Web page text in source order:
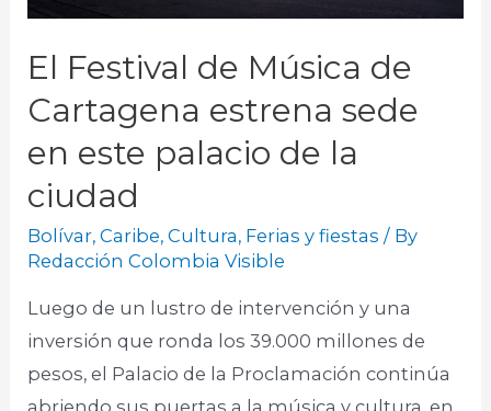
El Festival de Música de
Cartagena estrena sede
en este palacio de la
ciudad
Bolívar,Caribe,Cultura, Ferias y fiestas / By
Redacción Colombia Visible
Luego de un lustro de intervención y una
inversión que ronda los 39.000 millones de
pesos, el Palacio de la Proclamación continúa